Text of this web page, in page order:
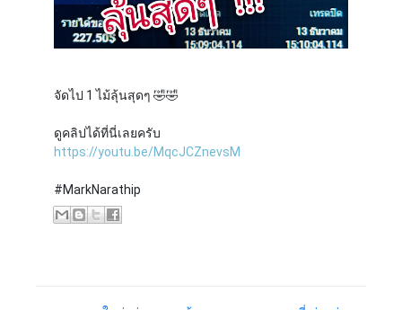
จัดไป 1 ไม้ลุ้นสุดๆ 🤣🤣
ดูคลิปได้ที่นี่เลยครับ
https://youtu.be/MqcJCZnevsM
#MarkNarathip